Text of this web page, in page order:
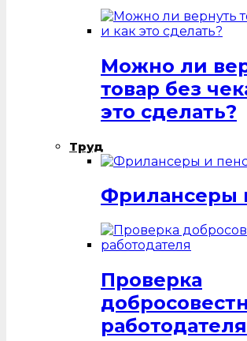
Можно ли
товар без
это сделать?
Труд
Фрилансеры
Проверка
работодателя